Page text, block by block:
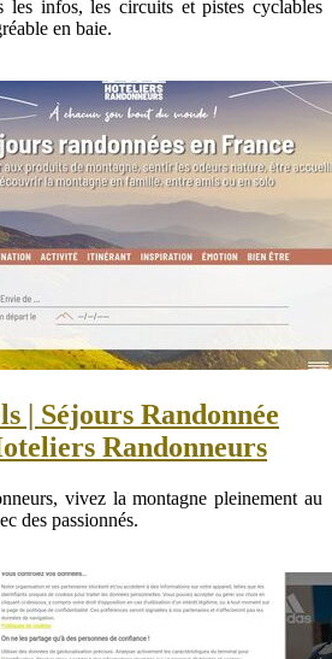
les infos, les circuits et pistes cyclables
en baie.
| Séjours Randonnée
Randonneurs
vivez la montagne pleinement au
des passionnés.